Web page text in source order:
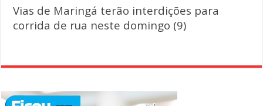
Vias de Maringá terão interdições para
corrida de rua neste domingo (9)